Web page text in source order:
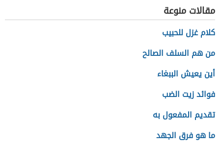
مقالات منوعة
كلام غزل للحبيب
من هم السلف الصالح
أين يعيش الببغاء
فوائد زيت الضب
تقديم المفعول به
ما هو فرق الجهد